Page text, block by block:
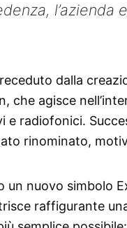
dalla
agisce
radiofonici.
rinominato,
un nuovo simbolo
raffigurante